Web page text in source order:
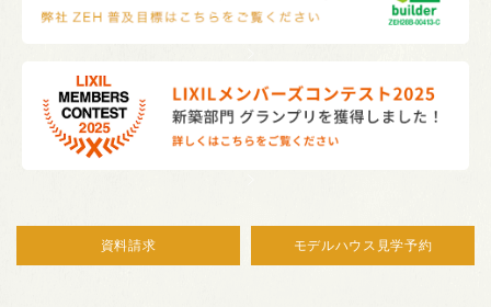
資料請求 モデルハウス見学予約